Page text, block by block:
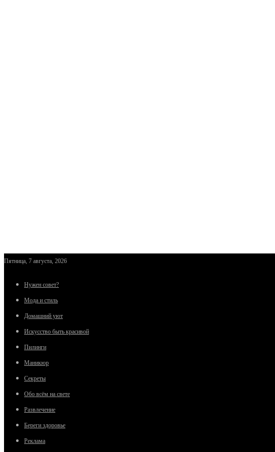
Пятница, 7 августа, 2026
Нужен совет?
Мода и стиль
Домашний уют
Искусство быть красивой
Пилинги
Маникюр
Секреты
Обо всём на свете
Развлечение
Береги здоровье
Реклама